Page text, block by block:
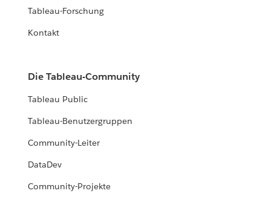
Tableau-Forschung
Kontakt
Die Tableau-Community
Tableau Public
Tableau-Benutzergruppen
Community-Leiter
DataDev
Community-Projekte